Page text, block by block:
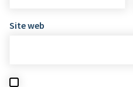
Site web